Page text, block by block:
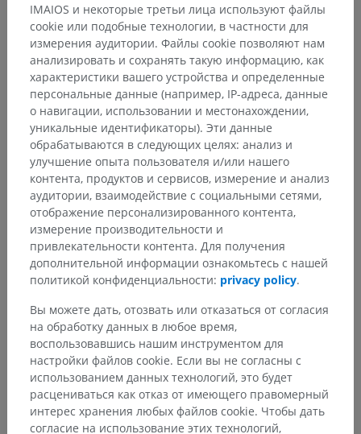
December 2024).
Анатомическая иерархия
Анатомия человека 2
Человеческое тело > Systemata integrantia >
Нервная система>
Центральная нервная система> Головной мозг
Ствол головного мозга> Мост>
Покрышка моста>
Substantia grisea tegmenti pontis>
Верхнее оливное ядро; комплекс верхней оливы
Основные структуры:Нет анатомических терминов,
относящихся к этой части тела
Анатомия человека 1
IMAIOS и некоторые третьи лица используют файлы
cookie или подобные технологии, в частности для
измерения аудитории. Файлы cookie позволяют нам
анализировать и сохранять такую информацию, как
характеристики вашего устройства и определенные
персональные данные (например, IP-адреса, данные
о навигации, использовании и местонахождении,
уникальные идентификаторы). Эти данные
обрабатываются в следующих целях: анализ и
улучшение опыта пользователя и/или нашего
контента, продуктов и сервисов, измерение и анализ
аудитории, взаимодействие с социальными сетями,
отображение персонализированного контента,
измерение производительности и
привлекательности контента. Для получения
дополнительной информации ознакомьтесь с нашей
политикой конфиденциальности: privacy policy.
Вы можете дать, отозвать или отказаться от согласия
на обработку данных в любое время,
воспользовавшись нашим инструментом для
настройки файлов cookie. Если вы не согласны с
использованием данных технологий, это будет
расцениваться как отказ от имеющего правомерный
интерес хранения любых файлов cookie. Чтобы дать
согласие на использование этих технологий,